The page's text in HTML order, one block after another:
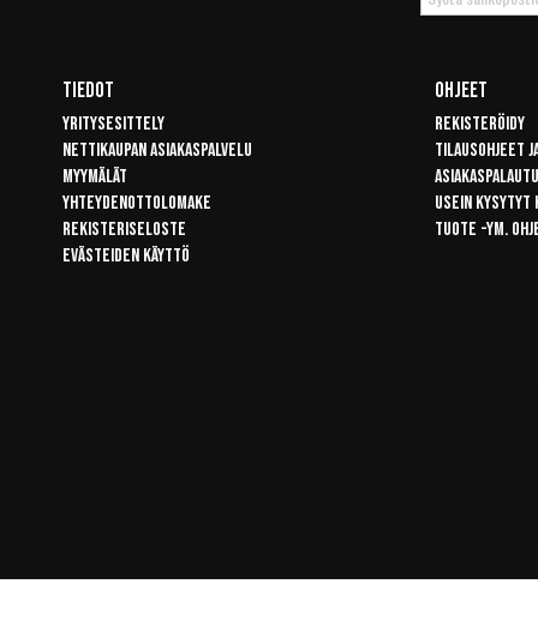
uutiskirje
Tiedot
Yritysesittely
Nettikaupan asiakaspalvelu
Myymälät
Yhteydenottolomake
Rekisteriseloste
Evästeiden käyttö
Ohjeet
Rekisteröidy
Tilausohjeet
Usein kysytyt
Tuote -ym.